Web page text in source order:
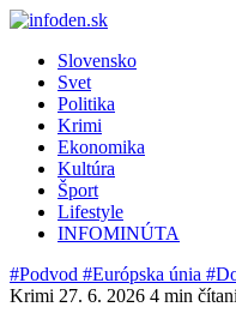
Slovensko
Svet
Politika
Krimi
Ekonomika
Kultúra
Šport
Lifestyle
INFOMINÚTA
#Podvod #Európska únia
Krimi 27. 6. 2026 4 min